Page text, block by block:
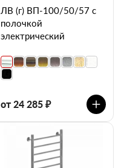
ЛВ (г) ВП-100/50/57 с
полочкой
электрический
от 24 285 ₽